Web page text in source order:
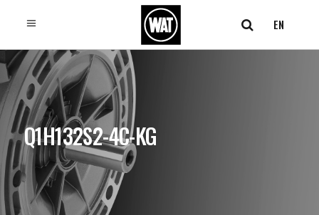
EN
Q1H132S2-4C-KG